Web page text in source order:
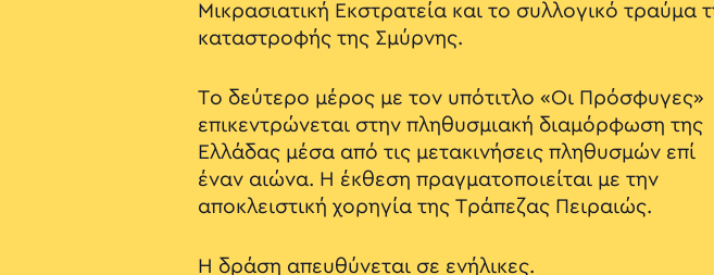
Μικρασιατική Εκστρατεία και το συλλογικό τραύμα
καταστροφής της Σμύρνης.
Το δεύτερο μέρος με τον υπότιτλο «Οι Πρόσφυγες»
επικεντρώνεται στην πληθυσμιακή διαμόρφωση της
Ελλάδας μέσα από τις μετακινήσεις πληθυσμών επί
έναν αιώνα. Η έκθεση πραγματοποιείται με την
αποκλειστική χορηγία της Τράπεζας Πειραιώς.
Η δράση απευθύνεται σε ενήλικες.